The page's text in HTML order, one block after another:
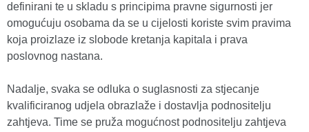
definirani te u skladu s principima pravne sigurnosti jer
omogućuju osobama da se u cijelosti koriste svim pravima
koja proizlaze iz slobode kretanja kapitala i prava
poslovnog nastana.
Nadalje, svaka se odluka o suglasnosti za stjecanje
kvalificiranog udjela obrazlaže i dostavlja podnositelju
zahtjeva. Time se pruža mogućnost podnositelju zahtjeva